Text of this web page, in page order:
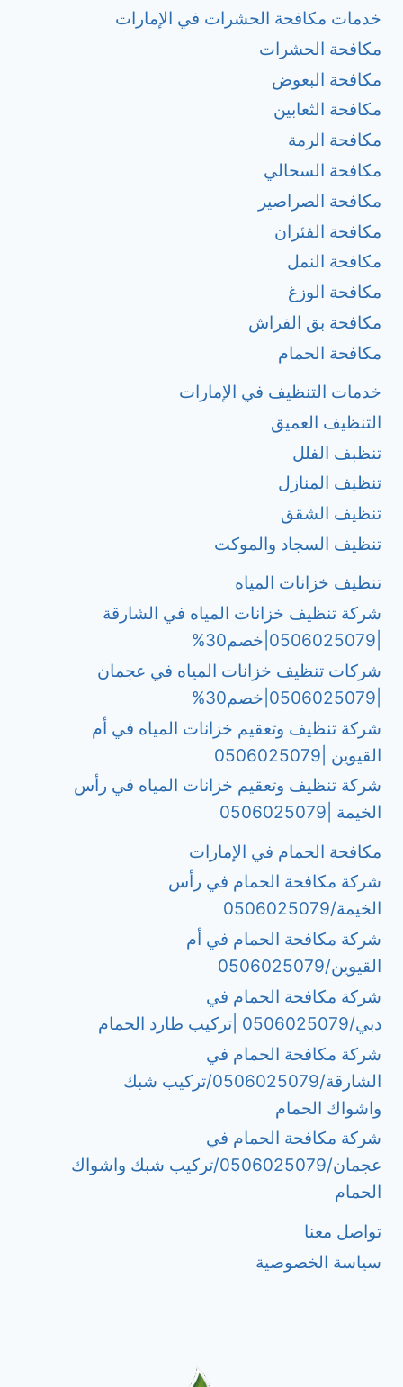
خدمات مكافحة الحشرات في الإمارات
مكافحة الحشرات
مكافحة البعوض
مكافحة الثعابين
مكافحة الرمة
مكافحة السحالي
مكافحة الصراصير
مكافحة الفئران
مكافحة النمل
مكافحة الوزغ
مكافحة بق الفراش
مكافحة الحمام
خدمات التنظيف في الإمارات
التنظيف العميق
تنظبف الفلل
تنظيف المنازل
تنظيف الشقق
تنظيف السجاد والموكت
تنظيف خزانات المياه
شركة تنظيف خزانات المياه في الشارقة
شركات تنظيف خزانات المياه في عجمان
شركة تنظيف وتعقيم خزانات المياه في أم
القيوين |0506025079
شركة تنظيف وتعقيم خزانات المياه في رأس
الخيمة |0506025079
مكافحة الحمام في الإمارات
شركة مكافحة الحمام في رأس
الخيمة/0506025079
شركة مكافحة الحمام في أم
القيوين/0506025079
شركة مكافحة الحمام في
دبي/0506025079 |تركيب طارد الحمام
شركة مكافحة الحمام في
الشارقة/0506025079/تركيب شبك
واشواك الحمام
شركة مكافحة الحمام في
عجمان/0506025079/تركيب شبك واشواك
الحمام
تواصل معنا
سياسة الخصوصية